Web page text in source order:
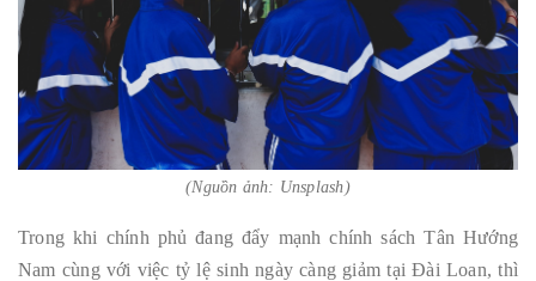
(Nguồn ảnh: Unsplash)
Trong khi chính phủ đang đẩy mạnh chính sách Tân Hướng
Nam cùng với việc tỷ lệ sinh ngày càng giảm tại Đài Loan, thì